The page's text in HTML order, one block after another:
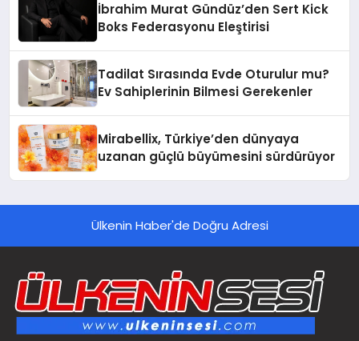
İbrahim Murat Gündüz’den Sert Kick
Boks Federasyonu Eleştirisi
Tadilat Sırasında Evde Oturulur mu?
Ev Sahiplerinin Bilmesi Gerekenler
Mirabellix, Türkiye’den dünyaya
uzanan güçlü büyümesini sürdürüyor
Ülkenin Haber'de Doğru Adresi